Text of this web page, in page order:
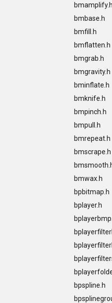
bmamplify.h
bmbase.h
bmfill.h
bmflatten.h
bmgrab.h
bmgravity.h
bminflate.h
bmknife.h
bmpinch.h
bmpull.h
bmrepeat.h
bmscrape.h
bmwax.h
bpbitmap.h
bplayer.h
bpspline.h